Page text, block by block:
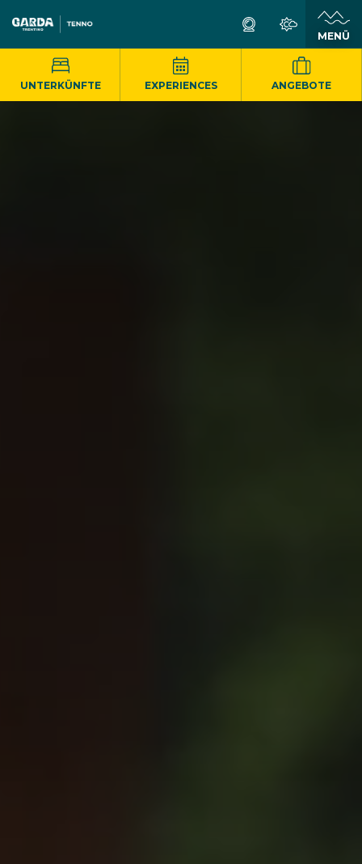
MENÜ
UNTERKÜNFTE EXPERIENCES ANGEBOTE